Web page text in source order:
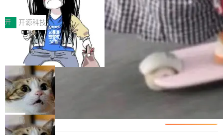
得住、用得稳、省得下、更安全！ 一、从现在开
始，Token使用一目...
q2Seq 和 DocAI 的共同发明人）以及 Oriol Vin
yals（Gemini 联合负责人，AlphaSta...
中文驱动的数字员工，自主理解需求、规划步
骤、编写代码。不挑模型、不挑平台，curl 一行
装完即用。 开源地址：Gitee · GitCode · GitHu
b 安装 支持 Java 8+（8~26）、macOS / Linu
x / Windows / Harmony PC。 # macOS / Linu
x / Harmony PC curl -fsSL https://solon.noea
r.org/solon...
价值潜能：华为云码道（CodeArts）
代码仓技术解析
一、代码仓深度理解技术的作用与价值 在软件工
程实践中，代码仓是企业核心知识资产的主要载
体。企业级代码仓库通常包含数十万乃至数百万
个文件，其规模远超单次模型调用可承载的上下
文窗口。随着项目规模的持续扩张与代码历史的
不断累积，代码仓中的模块关系、接口契约、业
务逻辑等关键信息往往分散于数十乃至数百个文
件之中，形成高度复杂的知识关联网络。传统的
代码检索手段（如关键词匹配、目录遍历）仅能
在语法层面完成文本定位，难以触及代码的语义
内涵与结构关联，导致开发者使用代码智能体在
开 开源科技
一条“删库”命令跑 17 小时，算法工程
师删光 89TB 数据只为干私活
最高人民检察院8月4日公布了一起案件：北京一
名90后算法工程师王某，为了给自己接的私活腾
服务器空间，删光了公司AI游戏部门的全部核心
数据。 王某2024年1月入职东城区某科技公司AI
短剧部门，有互联网大厂背景。在公司内部架构
调整期间，部门三次通知全员将数据从A集群迁
移到B集群，王某都回复了"收到"。 他没有迁移
局
Cloudflare 分享推理优化实践：KV ca
che 量化 + 权重压缩，吞吐量提升 4
1%，成本降 30%
Kimi 和 GLM 是当前最强的大模型系列之一，但
它们有一个共同的问题：太吃显存了。月之暗面
的 Kimi K 系列和智谱的 GLM 都是长上下文、M
局